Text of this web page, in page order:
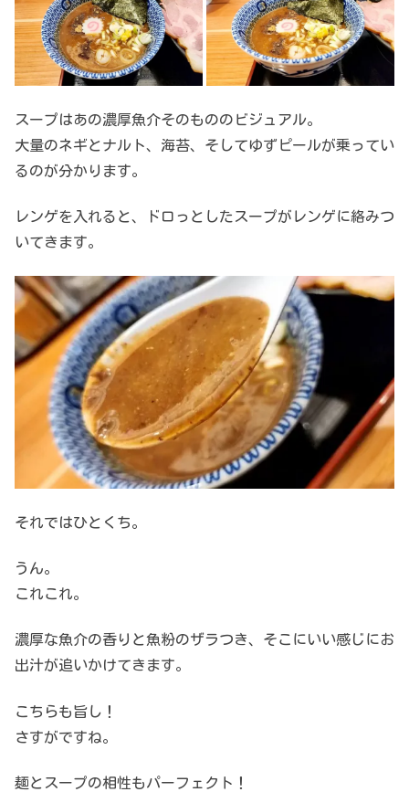
スープはあの濃厚魚介そのもののビジュアル。
大量のネギとナルト、海苔、そしてゆずピールが乗ってい
るのが分かります。
レンゲを入れると、ドロっとしたスープがレンゲに絡みつ
いてきます。
それではひとくち。
うん。
これこれ。
濃厚な魚介の香りと魚粉のザラつき、そこにいい感じにお
出汁が追いかけてきます。
こちらも旨し！
さすがですね。
麺とスープの相性もパーフェクト！